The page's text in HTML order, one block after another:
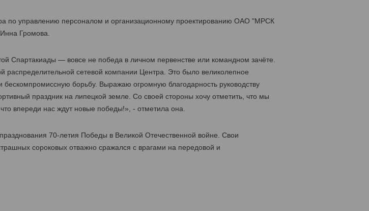
по управлению персоналом и организационному проектированию ОАО "МРСК
Громова.
Спартакиады — вовсе не победа в личном первенстве или командном зачёте.
сетевой компании Центра. Это было великолепное
борьбу. Выражаю огромную благодарность руководству
праздник на липецкой земле. Со своей стороны хочу отметить, что мы
впереди нас ждут новые победы!», - отметила она.
70-летия Победы в Великой Отечественной войне. Свои
сороковых отважно сражался с врагами на передовой и